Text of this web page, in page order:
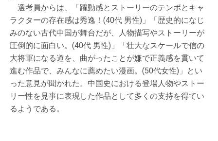
選考員からは、「躍動感とストーリーのテンポとキャ
ラクターの存在感は秀逸！(40代 男性)」「歴史的になじ
みのない古代中国が舞台だが、人物描写やストーリーが
圧倒的に面白い。(40代 男性)」「壮大なスケールで信の
大将軍になる道を、曲がったことが嫌で正義感を貫いて
進む作品で、みんなに薦めたい漫画。(50代女性)」とい
った意見が聞かれた。中国史における登場人物やストー
リー性を見事に表現した作品として多くの支持を得てい
るようである。